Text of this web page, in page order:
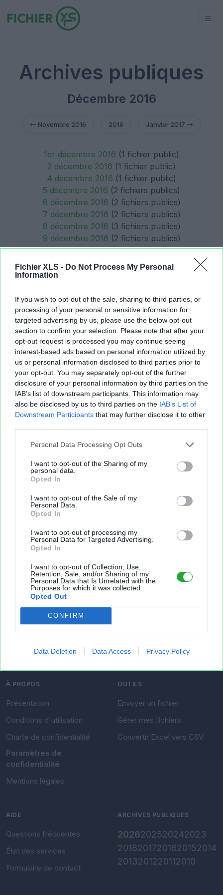
Fichier XLS - Do Not Process My Personal
Information
If you wish to opt-out of the sale, sharing to third parties, or
processing of your personal or sensitive information for
targeted advertising by us, please use the below opt-out
section to confirm your selection. Please note that after your
opt-out request is processed you may continue seeing
interest-based ads based on personal information utilized by
us or personal information disclosed to third parties prior to
your opt-out. You may separately opt-out of the further
disclosure of your personal information by third parties on the
IAB’s list of downstream participants. This information may
also be disclosed by us to third parties on the IAB’s List of
Downstream Participants that may further disclose it to other
Personal Data Processing Opt Outs
I want to opt-out of the Sharing of my
personal data.
Opted In
I want to opt-out of the Sale of my
Personal Data.
Opted In
I want to opt-out of processing my
Personal Data for Targeted Advertising.
Opted In
I want to opt-out of Collection, Use,
Retention, Sale, and/or Sharing of my
Personal Data that Is Unrelated with the
Purposes for which it was collected.
Opted Out
CONFIRM
Data Deletion Data Access Privacy Policy
Archives publiques
Décembre 2016
Novembre 2016 2016 Janvier 2017
1er décembre 2016 (1 fichier public)
2 décembre 2016 (1 fichier public)
4 décembre 2016 (1 fichier public)
5 décembre 2016 (2 fichiers publics)
6 décembre 2016 (2 fichiers publics)
7 décembre 2016 (2 fichiers publics)
8 décembre 2016 (3 fichiers publics)
9 décembre 2016 (2 fichiers publics)
10 décembre 2016(5 fichiers publics)
11 décembre 2016
(2 fichiers publics)
12 décembre 2016
(1 fichier public)
16 décembre 2016(4 fichiers publics)
17 décembre 2016(7 fichiers publics)
18 décembre 2016(3 fichiers publics)
19 décembre 2016(7 fichiers publics)
20 décembre 2016(2 fichiers publics)
21 décembre 2016 (1 fichier public)
22 décembre 2016(1 fichier public)
24 décembre 2016(1 fichier public)
27 décembre 2016(3 fichiers publics)
28 décembre 2016(2 fichiers publics)
29 décembre 2016(2 fichiers publics)
30 décembre 2016(1 fichier public)
Fichier XLS est un service d'hébergement gratuit
et sans inscription, permettant de partager et
et Openoffice.
Mes fichiers
À PROPOS
Présentation
Conditions d'utilisation
Charte de confidentialité
Paramètres de
confidentialité
Mentions légales
OUTILS
Envoyer un fichier
Gérer mes fichiers
Convertir Excel vers CSV
AIDE
Questions fréquentes
État des services
Formulaire de contact
ARCHIVES PUBLIQUES
2026202520242023
20182017201620152014
2013201220112010